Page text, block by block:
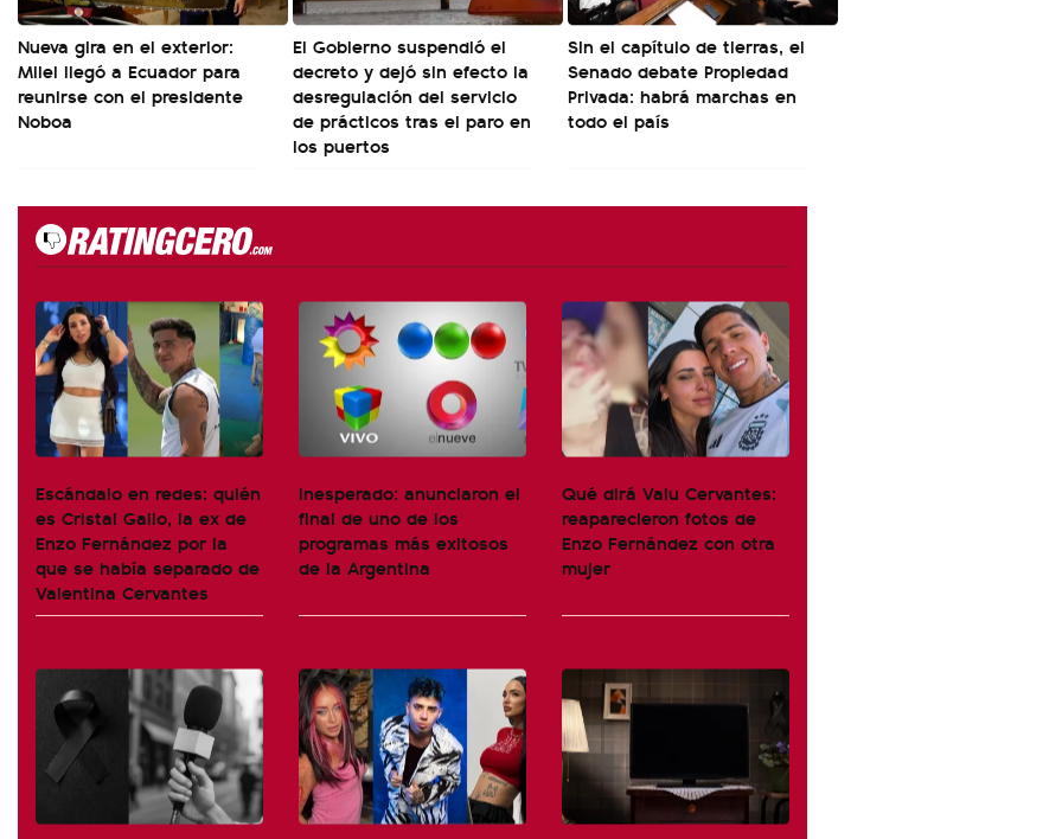
Nueva gira en el exterior:
Milei llegó a Ecuador para
reunirse con el presidente
Noboa
El Gobierno suspendió el
decreto y dejó sin efecto la
desregulación del servicio
de prácticos tras el paro en
los puertos
Sin el capítulo de tierras, el
Senado debate Propiedad
Privada: habrá marchas en
todo el país
Escándalo en redes: quién
es Cristal Gallo, la ex de
Enzo Fernández por la
que se había separado de
Valentina Cervantes
Inesperado: anunciaron el
final de uno de los
programas más exitosos
de la Argentina
Qué dirá Valu Cervantes:
reaparecieron fotos de
Enzo Fernández con otra
mujer